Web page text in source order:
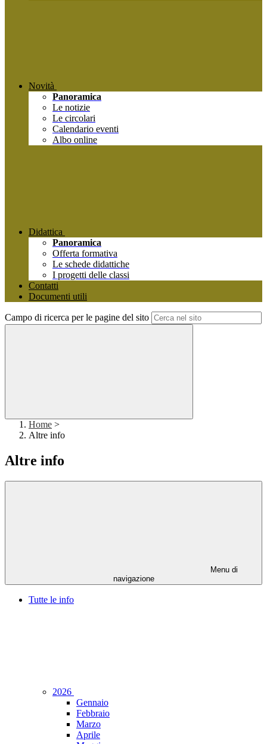
Novità
Panoramica
Le notizie
Le circolari
Calendario eventi
Albo online
Didattica
Panoramica
Offerta formativa
Le schede didattiche
I progetti delle classi
Contatti
Documenti utili
Campo di ricerca per le pagine del sito
Home >
Altre info
Altre info
Menu di
navigazione
Tutte le info
2026
Gennaio
Febbraio
Marzo
Aprile